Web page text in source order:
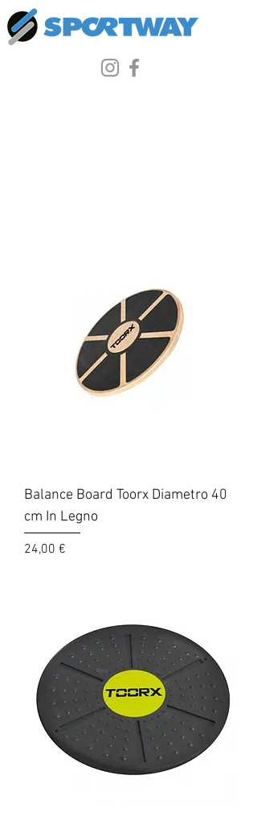
Balance Board Toorx Diametro 40
cm In Legno
Prezzo
24,00 €